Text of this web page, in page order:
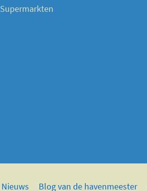
Supermarkten
Nieuws Blog van de havenmeester